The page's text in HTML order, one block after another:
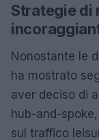
Strategie di
Nonostante le
ha mostrato
aver deciso di
hub-and-
sul traffico